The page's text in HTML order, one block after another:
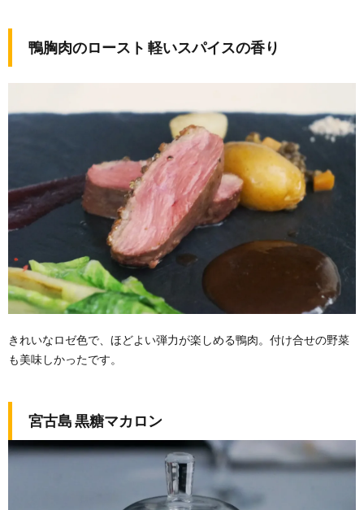
鴨胸肉のロースト 軽いスパイスの香り
きれいなロゼ色で、ほどよい弾力が楽しめる鴨肉。付け合せの野菜
も美味しかったです。
宮古島 黒糖マカロン